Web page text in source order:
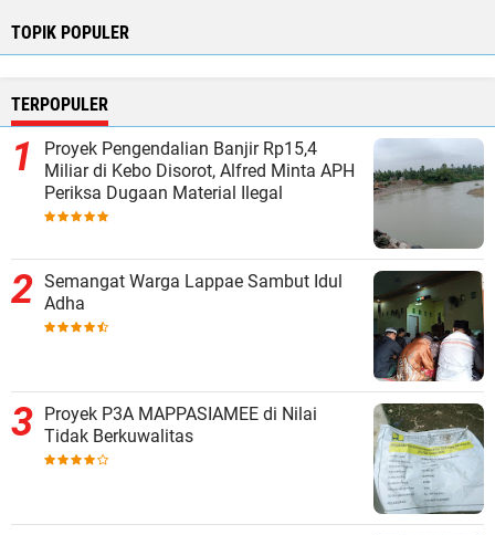
TOPIK POPULER
TERPOPULER
Proyek Pengendalian Banjir Rp15,4
Miliar di Kebo Disorot, Alfred Minta APH
Periksa Dugaan Material Ilegal
Semangat Warga Lappae Sambut Idul
Adha
Proyek P3A MAPPASIAMEE di Nilai
Tidak Berkuwalitas